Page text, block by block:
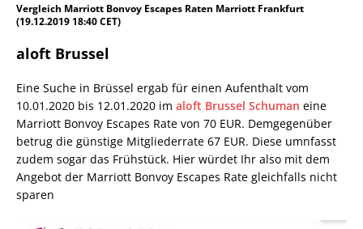
Vergleich Marriott Bonvoy Escapes Raten Marriott Frankfurt
(19.12.2019 18:40 CET)
aloft Brussel
Eine Suche in Brüssel ergab für einen Aufenthalt vom
10.01.2020 bis 12.01.2020 im aloft Brussel Schuman eine
Marriott Bonvoy Escapes Rate von 70 EUR. Demgegenüber
betrug die günstige Mitgliederrate 67 EUR. Diese umnfasst
zudem sogar das Frühstück. Hier würdet Ihr also mit dem
Angebot der Marriott Bonvoy Escapes Rate gleichfalls nicht
sparen